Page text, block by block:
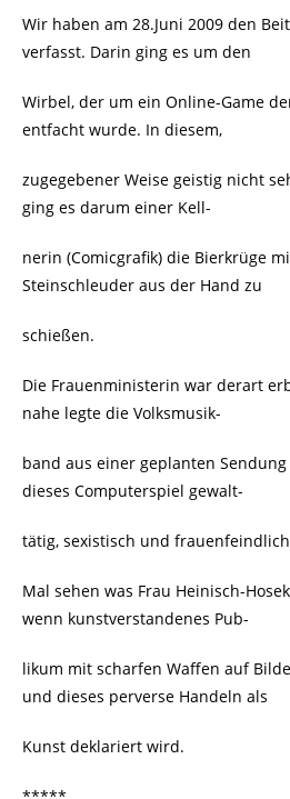
Wir haben am 28.Juni 2009 den
verfasst. Darin ging es um den
Wirbel, der um ein Online-Game
entfacht wurde. In diesem,
zugegebener Weise geistig nicht
ging es darum einer Kell-
nerin (Comicgrafik) die Bierkrüge
Steinschleuder aus der Hand zu
schießen.
Die Frauenministerin war derart
nahe legte die Volksmusik-
band aus einer geplanten
dieses Computerspiel gewalt-
tätig, sexistisch und
Mal sehen was Frau Heinisch-
wenn kunstverstandenes Pub-
likum mit scharfen Waffen auf
und dieses perverse Handeln als
Kunst deklariert wird.